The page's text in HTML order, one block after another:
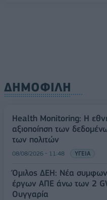
ΔΗΜΟΦΙΛΗ
Health Monitoring: Η
αξιοποίηση των
των πολιτών
08/08/2026 - 11:48 ΥΓΕΙΑ
Όμιλος ΔΕΗ: Νέα
έργων ΑΠΕ άνω των 2
Ουγγαρία